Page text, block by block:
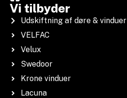
Vi tilbyder
Udskiftning af døre & vinduer
VELFAC
Velux
Swedoor
Krone vinduer
Lacuna